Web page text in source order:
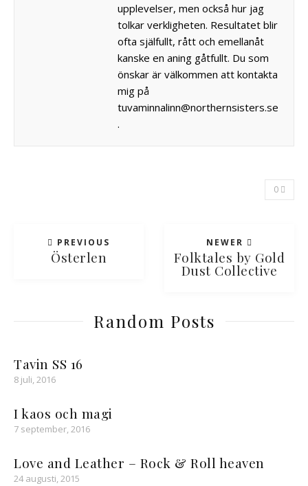
upplevelser, men också hur jag
tolkar verkligheten. Resultatet blir
ofta själfullt, rått och emellanåt
kanske en aning gåtfullt. Du som
önskar är välkommen att kontakta
mig på
tuvaminnalinn@northernsisters.se
.
0
PREVIOUS
Österlen
NEWER
Folktales by Gold
Dust Collective
Random Posts
Tavin SS 16
8 juli, 2016
I kaos och magi
7 september, 2016
Love and Leather – Rock & Roll heaven
24 augusti, 2015